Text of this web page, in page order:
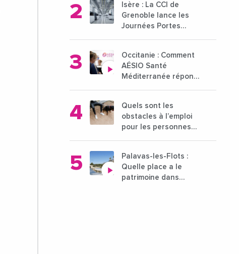
l'enseignement
supérieur
Isère : La CCI de
Grenoble lance les
Journées Portes
21 octobre 2024
Occitanie : Comment
AÉSIO Santé
Méditerranée répond
?
Quels sont les
obstacles à l’emploi
pour les personnes
Palavas-les-Flots :
Quelle place a le
patrimoine dans